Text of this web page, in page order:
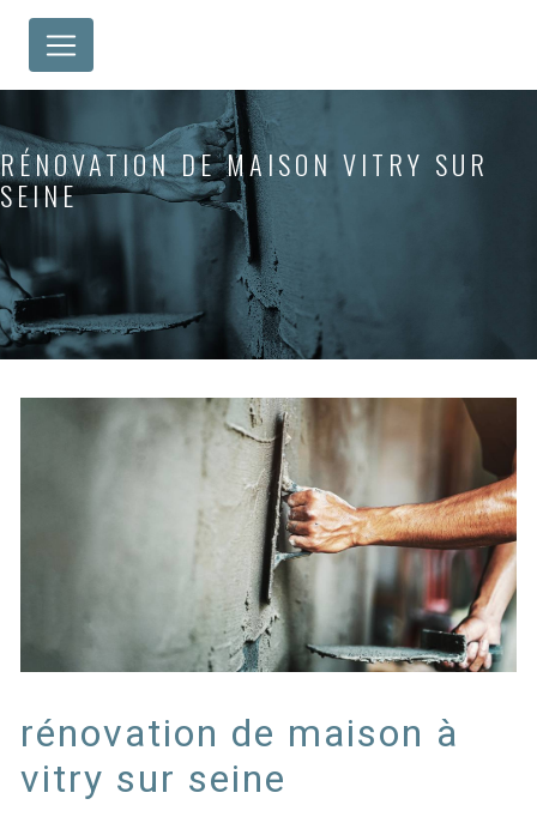
RÉNOVATION DE MAISON VITRY SUR
SEINE
rénovation de maison à
vitry sur seine
Panneau de gestion des cookies